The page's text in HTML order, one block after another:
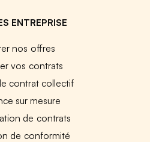
ENTREPRISE
nos offres
vos contrats
contrat collectif
sur mesure
de contrats
de conformité